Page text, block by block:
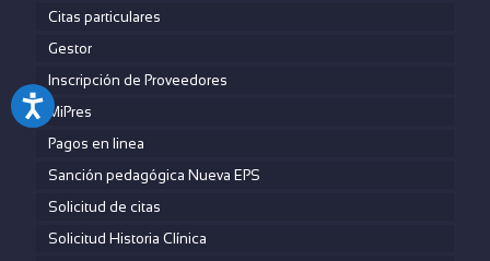
Citas particulares
Gestor
Inscripción de Proveedores
MiPres
Pagos en linea
Sanción pedagógica Nueva EPS
Solicitud de citas
Solicitud Historia Clínica